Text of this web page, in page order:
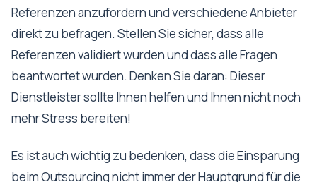
Referenzen anzufordern und verschiedene Anbieter
direkt zu befragen. Stellen Sie sicher, dass alle
Referenzen validiert wurden und dass alle Fragen
beantwortet wurden. Denken Sie daran: Dieser
Dienstleister sollte Ihnen helfen und Ihnen nicht noch
mehr Stress bereiten!
Es ist auch wichtig zu bedenken, dass die Einsparung
beim Outsourcing nicht immer der Hauptgrund für die